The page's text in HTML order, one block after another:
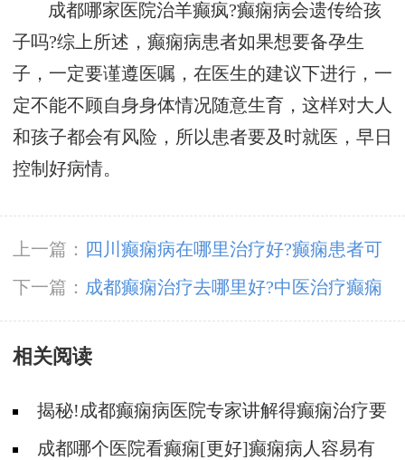
成都哪家医院治羊癫疯?癫痫病会遗传给孩
子吗?综上所述，癫痫病患者如果想要备孕生
子，一定要谨遵医嘱，在医生的建议下进行，一
定不能不顾自身身体情况随意生育，这样对大人
和孩子都会有风险，所以患者要及时就医，早日
控制好病情。
上一篇：
四川癫痫病在哪里治疗好?癫痫患者可
以吃辛辣的食物吗?
下一篇： 成都癫痫治疗去哪里好?中医治疗癫痫
有什么方法?
相关阅读
揭秘!成都癫痫病医院专家讲解得癫痫治疗要
多少钱?
成都哪个医院看癫痫[更好]癫痫病人容易有